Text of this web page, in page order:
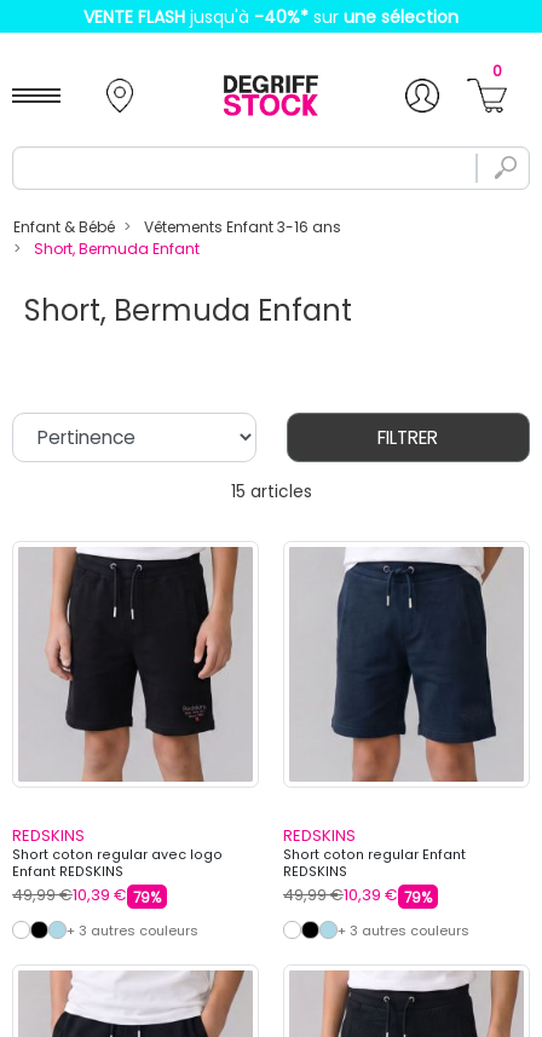
VENTE FLASH jusqu'à -40%* sur une sélection
0
Enfant & Bébé
Vêtements Enfant 3-16 ans
Short, Bermuda Enfant
Short, Bermuda Enfant
15 articles
FILTRER
REDSKINS
Short coton regular avec logo
Enfant REDSKINS
49,99 €10,39 € 79%
+ 3 autres couleurs
REDSKINS
Short coton regular Enfant
REDSKINS
49,99 €10,39 € 79%
+ 3 autres couleurs